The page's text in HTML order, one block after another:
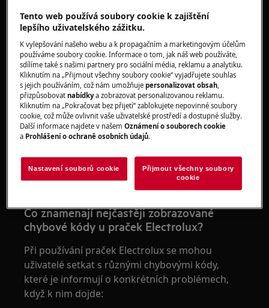
Znalost chybových hlášení umožňuje:
rychlou diagnostiku problému bez
nutnosti volat servis,
omezení nákladů na opravy,
zlepšení účinnosti praní,
zvýšení bezpečnosti používání zařízení,
prodloužení životnosti pračky.
konkrétního modelu pračky Electrolux,
protože význam kódů se může lišit v závislosti
Co znamenají nejčastěji zobrazované
chybové kódy u praček Electrolux?
Při používání praček Electrolux se mohou
uživatelé setkat s různými chybovými kódy,
které je informují o konkrétních problémech,
když k nim dojde:
Tento web používá soubory cookie k zajištění
lepšího uživatelského zážitku.
K vylepšování našeho webu a k propagačním a marketingovým účelům
používáme soubory cookie. Informace o tom, jak náš web používáte,
sdílíme také s našimi partnery pro sociální média, reklamu a analytiku.
Kliknutím na „Přijmout všechny soubory cookie“ vyjadřujete souhlas
s jejich používáním, což nám umožňujepersonalizovat obsah,
přizpůsobovatnabídkya zobrazovat personalizovanou reklamu.
Kliknutím na „Pokračovat bez přijetí“ zablokujete nepovinné soubory
cookie, což může ovlivnit vaše uživatelské prostředí a dostupné služby.
Další informace najdete v našemOznámení o souborech cookie
a Prohlášení o ochraně osobních údajů.
Nastavení souborů cookie
Přijmout všechny soubory
cookie